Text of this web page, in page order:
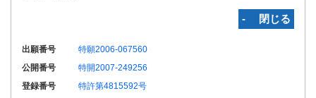
‐ 閉じる
出願番号
特願2006-067560
公開番号
特開2007-249256
登録番号
特許第4815592号